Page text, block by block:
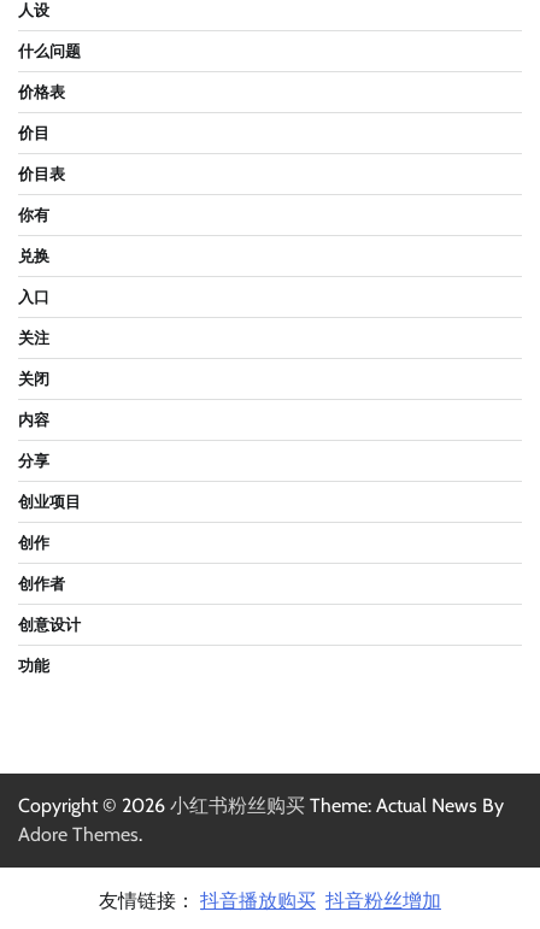
人设
什么问题
价格表
价目
价目表
你有
兑换
入口
关注
关闭
内容
分享
创业项目
创作
创作者
创意设计
功能
Copyright © 2026 小红书粉丝购买 Theme: Actual News By
Adore Themes.
友情链接： 抖音播放购买 抖音粉丝增加